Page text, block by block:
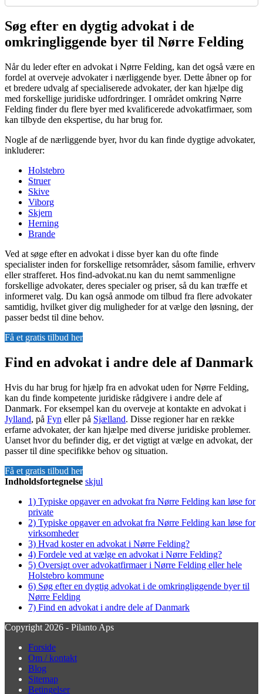
Søg efter en dygtig advokat i de
omkringliggende byer til Nørre Felding
Når du leder efter en advokat i Nørre Felding, kan det også være en
fordel at overveje advokater i nærliggende byer. Dette åbner op for
et bredere udvalg af specialiserede advokater, der kan hjælpe dig
med forskellige juridiske udfordringer. I området omkring Nørre
Felding finder du flere byer med kvalificerede advokatfirmaer, som
kan tilbyde den ekspertise, du har brug for.
Nogle af de nærliggende byer, hvor du kan finde dygtige advokater,
inkluderer:
Holstebro
Struer
Skive
Viborg
Skjern
Herning
Brande
Ved at søge efter en advokat i disse byer kan du ofte finde
specialister inden for forskellige retsområder, såsom familie, erhverv
eller strafferet. Hos find-advokat.nu kan du nemt sammenligne
forskellige advokater, deres specialer og priser, så du kan træffe et
informeret valg. Du kan også anmode om tilbud fra flere advokater
samtidig, hvilket giver dig muligheder for at vælge den løsning, der
passer bedst til dine behov.
Få et gratis tilbud her
Find en advokat i andre dele af Danmark
Hvis du har brug for hjælp fra en advokat uden for Nørre Felding,
kan du finde kompetente juridiske rådgivere i andre dele af
Danmark. For eksempel kan du overveje at kontakte en advokat i
Jylland, på Fyn eller på Sjælland. Disse regioner har en række
erfarne advokater, der kan hjælpe med diverse juridiske problemer.
Uanset hvor du befinder dig, er det vigtigt at vælge en advokat, der
passer til dine specifikke behov og situation.
Få et gratis tilbud her
Indholdsfortegnelse skjul
1) Typiske opgaver en advokat fra Nørre Felding kan løse for
private
2) Typiske opgaver en advokat fra Nørre Felding kan løse for
virksomheder
3) Hvad koster en advokat i Nørre Felding?
4) Fordele ved at vælge en advokat i Nørre Felding?
5) Oversigt over advokatfirmaer i Nørre Felding eller hele
Holstebro kommune
6) Søg efter en dygtig advokat i de omkringliggende byer til
Nørre Felding
7) Find en advokat i andre dele af Danmark
Copyright 2026 - Pilanto Aps
Forside
Om / kontakt
Blog
Sitemap
Betingelser